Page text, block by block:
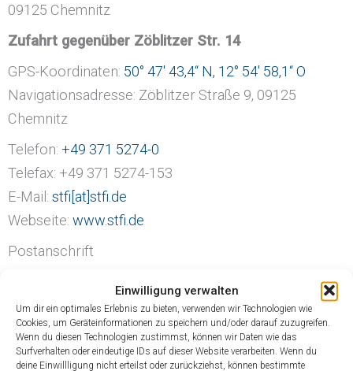
Einwilligung verwalten
Um dir ein optimales Erlebnis zu bieten, verwenden wir Technologien wie
Cookies, um Geräteinformationen zu speichern und/oder darauf zuzugreifen.
Wenn du diesen Technologien zustimmst, können wir Daten wie das
Surfverhalten oder eindeutige IDs auf dieser Website verarbeiten. Wenn du
deine Einwillligung nicht erteilst oder zurückziehst, können bestimmte
09125 Chemnitz
Zufahrt gegenüber Zöblitzer Str. 14
GPS-Koordinaten: 50° 47′ 43,4“ N, 12° 54′ 58,1“ O
Navigationsadresse: Zöblitzer Straße 9, 09125
Chemnitz
Telefon: +49 371 5274-0
Telefax: +49 371 5274-153
E-Mail: stfi[at]stfi.de
Webseite: www.stfi.de
Postanschrift
Sächsisches Textilforschungsinstitut e.V. (STFI)
Postfach 1325
09072 Chemnitz